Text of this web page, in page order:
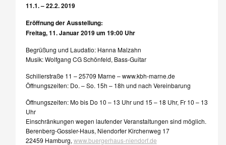
11.1. – 22.2. 2019
Eröffnung der Ausstellung:
Freitag, 11. Januar 2019 um 19:00 Uhr
Begrüßung und Laudatio: Hanna Malzahn
Musik: Wolfgang CG Schönfeld, Bass-Guitar
Schillerstraße 11 – 25709 Marne – www.kbh-marne.de
Öffnungszeiten: Do. – So. 15h – 18h und nach Vereinbarung
Öffnungszeiten: Mo bis Do 10 – 13 Uhr und 15 – 18 Uhr, Fr 10 – 13
Uhr
Einschränkungen wegen laufender Veranstaltungen sind möglich.
Berenberg-Gossler-Haus, Niendorfer Kirchenweg 17
22459 Hamburg, www.buergerhaus-niendorf.de